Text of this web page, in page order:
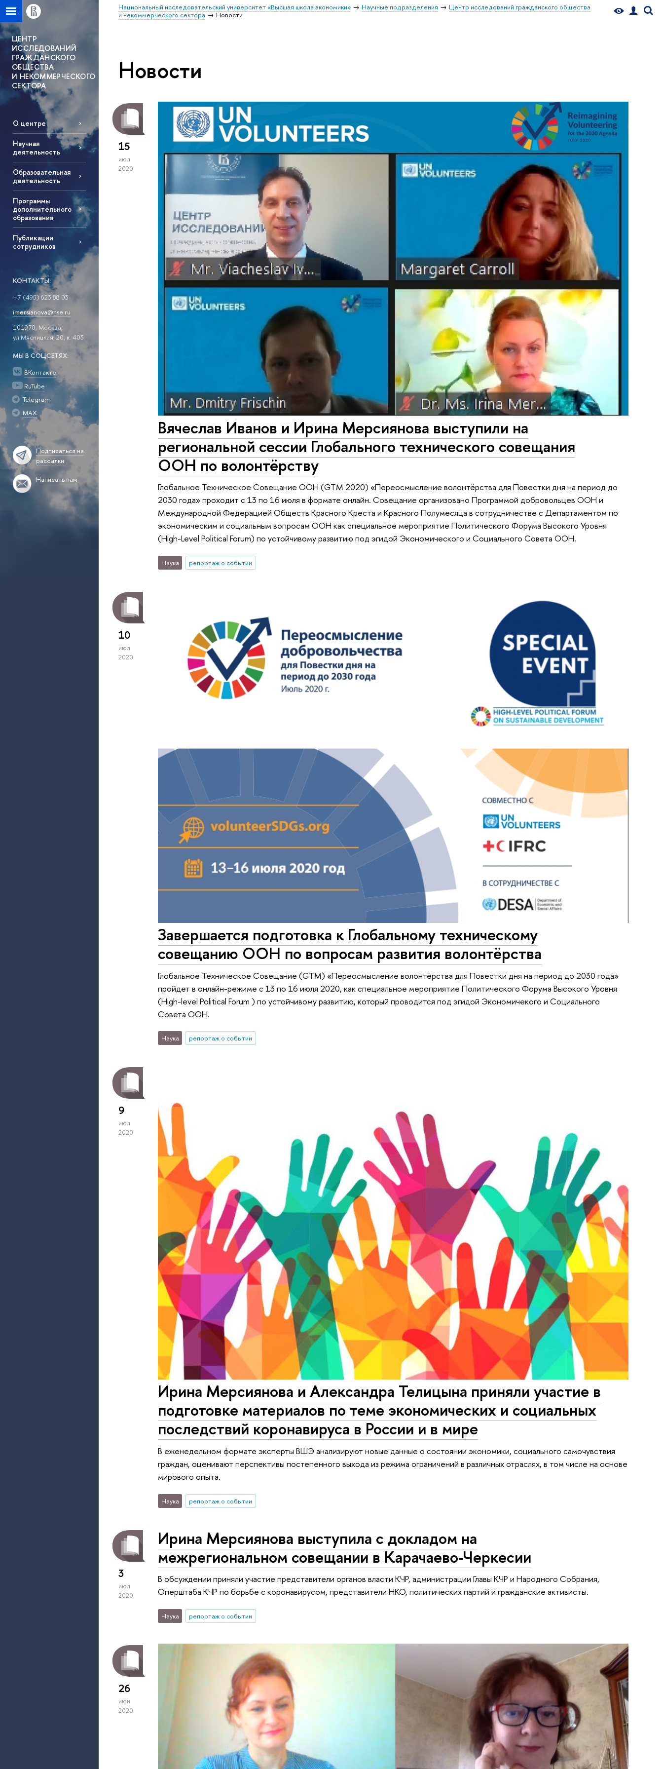
Национальный исследовательский университет «Высшая школа экономики» Научные подразделения
Центр исследований гражданского общества
и некоммерческого сектора
Новости
ЦЕНТР
ИССЛЕДОВАНИЙ
ГРАЖДАНСКОГО
ОБЩЕСТВА
И НЕКОММЕРЧЕСКОГО
СЕКТОРА
О центре
Научная
деятельность
Образовательная
деятельность
Программы
дополнительного
образования
Публикации
сотрудников
КОНТАКТЫ:
+7 (495) 623 88 03
imersianova@hse.ru
101978, Москва,
ул.Мясницкая, 20, к. 403
МЫ В СОЦСЕТЯХ:
ВКонтакте
RuTube
Telegram
MAX
Подписаться на
рассылки
Написать нам
Новости
15
июл
2020
Вячеслав Иванов и Ирина Мерсиянова выступили на
региональной сессии Глобального технического совещания
ООН по волонтёрству
Глобальное Техническое Совещание ООН (GTM 2020) «Переосмысление волонтёрства для Повестки дня на период до
2030 года» проходит с 13 по 16 июля в формате онлайн. Совещание организовано Программой добровольцев ООН и
Международной Федерацией Обществ Красного Креста и Красного Полумесяца в сотрудничестве с Департаментом по
экономическим и социальным вопросам ООН как специальное мероприятие Политического Форума Высокого Уровня
(High-Level Political Forum) по устойчивому развитию под эгидой Экономического и Социального Совета ООН.
Наука репортаж о событии
10
июл
2020
Завершается подготовка к Глобальному техническому
совещанию ООН по вопросам развития волонтёрства
Глобальное Техническое Совещание (GTM) «Переосмысление волонтёрства для Повестки дня на период до 2030 года»
пройдет в онлайн-режиме с 13 по 16 июля 2020, как специальное мероприятие Политического Форума Высокого Уровня
(High-level Political Forum ) по устойчивому развитию, который проводится под эгидой Экономичекого и Социального
Совета ООН.
Наука репортаж о событии
9
июл
2020
Ирина Мерсиянова и Александра Телицына приняли участие в
подготовке материалов по теме экономических и социальных
последствий коронавируса в России и в мире
В еженедельном формате эксперты ВШЭ анализируют новые данные о состоянии экономики, социального самочувствия
граждан, оценивают перспективы постепенного выхода из режима ограничений в различных отраслях, в том числе на основе
мирового опыта.
Наука репортаж о событии
3
июл
2020
Ирина Мерсиянова выступила с докладом на
межрегиональном совещании в Карачаево-Черкесии
В обсуждении приняли участие представители органов власти КЧР, администрации Главы КЧР и Народного Собрания,
Оперштаба КЧР по борьбе с коронавирусом, представители НКО, политических партий и гражданские активисты.
Наука репортаж о событии
26
июн
2020